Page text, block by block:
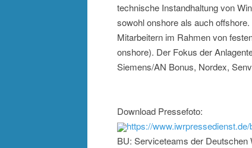
technische Instandhaltung von
sowohl onshore als auch
Mitarbeitern im Rahmen von
onshore). Der Fokus der
Siemens/AN Bonus, Nordex,
Download Pressefoto:
https://
BU: Serviceteams der Deutschen